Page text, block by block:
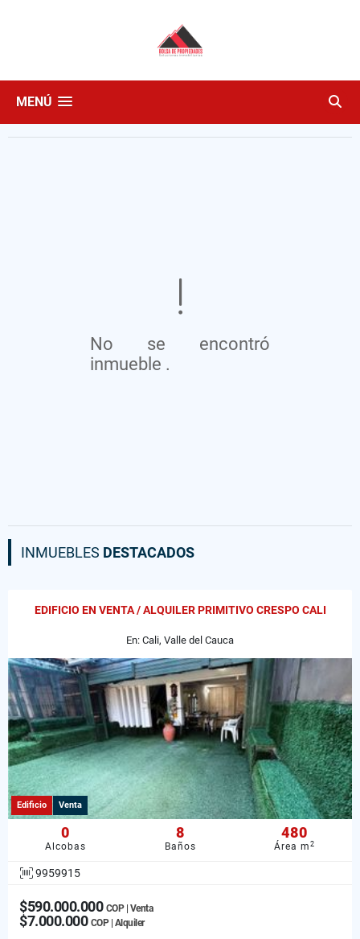
MENÚ
No se encontró
inmueble .
INMUEBLES DESTACADOS
EDIFICIO EN VENTA / ALQUILER PRIMITIVO CRESPO CALI
En: Cali, Valle del Cauca
Edificio Venta
0
Alcobas
8
Baños
480
Área m2
9959915
$590.000.000 COP | Venta
$7.000.000 COP | Alquiler